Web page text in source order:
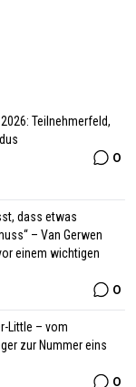
Teilnehmerfeld,
0
dass etwas
– Van Gerwen
einem wichtigen
0
Little – vom
zur Nummer eins
0